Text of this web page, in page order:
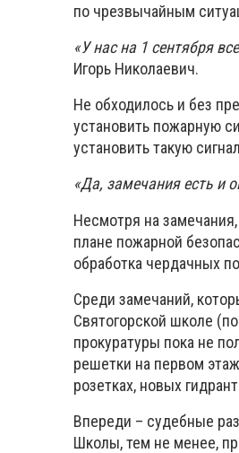
по чрезвычайным
«У нас на 1 сентября
Игорь Николаевич.
Не обходилось и без
установить пожарную
установить такую
«Да, замечания есть и
Несмотря на
плане пожарной
обработка чердачных
Среди замечаний,
Святогорской школе
прокуратуры пока не
решетки на первом
розетках, новых
Впереди – судебные
Школы, тем не менее,